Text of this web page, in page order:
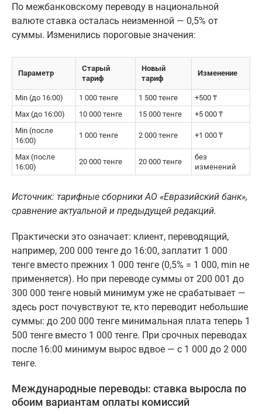
По межбанковскому переводу в национальной
валюте ставка осталась неизменной — 0,5% от
суммы. Изменились пороговые значения:
Параметр
Старый
тариф
Новый
тариф
Изменение
Min (до 16:00) 1 000 тенге 1 500 тенге
+500 ₸
Max (до 16:00)
10 000 тенге 15 000 тенге
+5 000 ₸
Min (после
16:00)
1 000 тенге 2 000 тенге +1 000 ₸
Max (после
16:00)
20 000 тенге 20 000 тенге
без
изменений
Источник: тарифные сборники АО «Евразийский банк»,
сравнение актуальной и предыдущей редакций.
Практически это означает: клиент, переводящий,
например, 200 000 тенге до 16:00, заплатит 1 000
тенге вместо прежних 1 000 тенге (0,5% = 1 000, min не
применяется). Но при переводе суммы от 200 001 до
300 000 тенге новый минимум уже не срабатывает —
здесь рост почувствуют те, кто переводит небольшие
суммы: до 200 000 тенге минимальная плата теперь 1
500 тенге вместо 1 000 тенге. При срочных переводах
после 16:00 минимум вырос вдвое — с 1 000 до 2 000
тенге.
Международные переводы: ставка выросла по
обоим вариантам оплаты комиссий